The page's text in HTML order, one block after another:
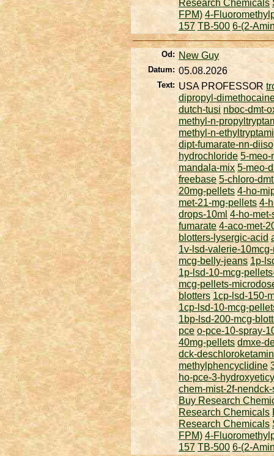
Research Chemicals
FPM) 4-
157 TB-500 6-(2-
Od: New Guy
Datum: 05.08.2026
Text: USA PROFESSOR
dipropyl-
dutch-tusi nboc-dmt-
methyl-n-
methyl-n-
dipt-fumarate-nn-
hydrochloride 5-meo-
mandala-mix 5-meo-
freebase 5-chloro-
20mg-pellets 4-ho-
met-21-mg-pellets 4-
drops-10ml 4-ho-
fumarate 4-aco-met-
blotters-lysergic-acid
1v-lsd-valerie-
mcg-belly-jeans 1p-
1p-lsd-10-mcg-
mcg-pellets-
blotters 1cp-lsd-150-
1cp-lsd-10-mcg-
1bp-lsd-200-mcg-
pce o-pce-10-spray-
40mg-pellets dmxe-
dck-
methylphencyclidine
ho-pce-3-
chem-mist-2f-
Buy Research
Research Chemicals
Research Chemicals
FPM) 4-
157 TB-500 6-(2-